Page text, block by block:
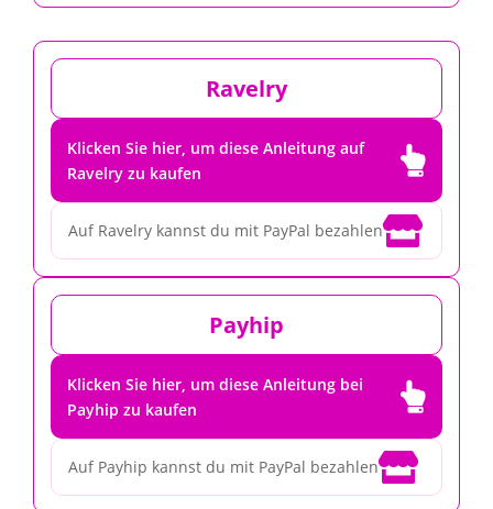
Ravelry
Klicken Sie hier, um diese Anleitung auf
Ravelry zu kaufen

Auf Ravelry kannst du mit PayPal bezahlen
Payhip
Klicken Sie hier, um diese Anleitung bei
Payhip zu kaufen

Auf Payhip kannst du mit PayPal bezahlen